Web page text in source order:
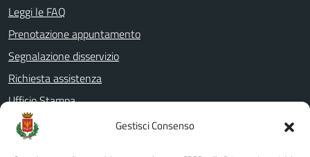
Gestisci Consenso
Leggi le FAQ
Prenotazione appuntamento
Segnalazione disservizio
Richiesta assistenza
Ufficio Stampa
Amministrazione Trasparente
Albo pretorio